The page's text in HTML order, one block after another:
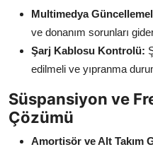
Multimedya
ve donanım sorunları
Şarj Kablosu Kontrolü:
edilmeli ve yıpranma
Süspansiyon ve
Çözümü
Amortisör ve Alt Takım